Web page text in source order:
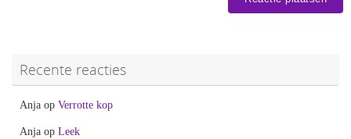
Recente reacties
Anja op Verrotte kop
Anja op Leek